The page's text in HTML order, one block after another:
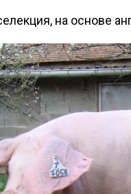
на основе